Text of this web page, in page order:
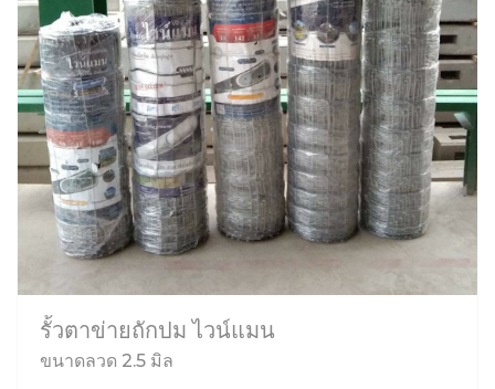
รั้วตาข่ายถักปม ไวน์แมน
ขนาดลวด 2.5 มิล